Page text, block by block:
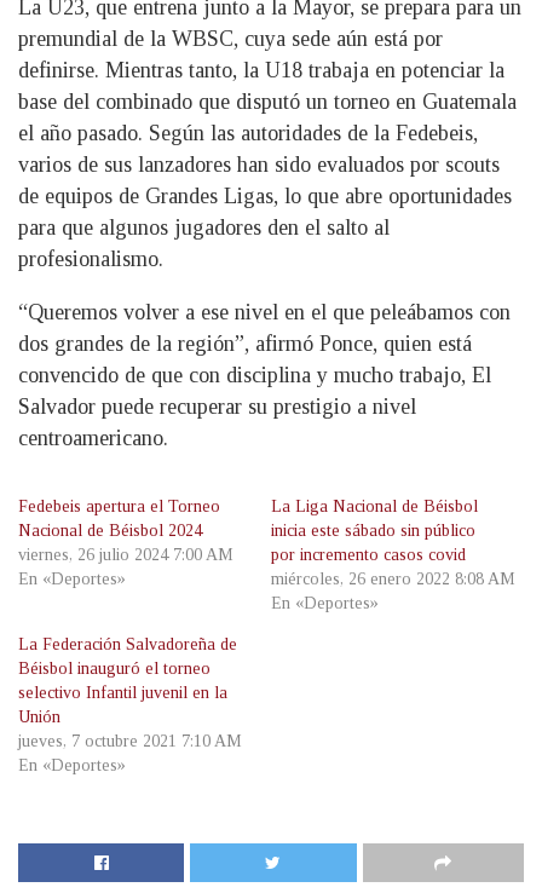
La U23, que entrena junto a la Mayor, se prepara para un
premundial de la WBSC, cuya sede aún está por
definirse. Mientras tanto, la U18 trabaja en potenciar la
base del combinado que disputó un torneo en Guatemala
el año pasado. Según las autoridades de la Fedebeis,
varios de sus lanzadores han sido evaluados por scouts
de equipos de Grandes Ligas, lo que abre oportunidades
para que algunos jugadores den el salto al
profesionalismo.
“Queremos volver a ese nivel en el que peleábamos con
dos grandes de la región”, afirmó Ponce, quien está
convencido de que con disciplina y mucho trabajo, El
Salvador puede recuperar su prestigio a nivel
centroamericano.
Fedebeis apertura el Torneo
Nacional de Béisbol 2024
viernes, 26 julio 2024 7:00 AM
En «Deportes»
La Liga Nacional de Béisbol
inicia este sábado sin público
por incremento casos covid
miércoles, 26 enero 2022 8:08 AM
En «Deportes»
La Federación Salvadoreña de
Béisbol inauguró el torneo
selectivo Infantil juvenil en la
Unión
jueves, 7 octubre 2021 7:10 AM
En «Deportes»